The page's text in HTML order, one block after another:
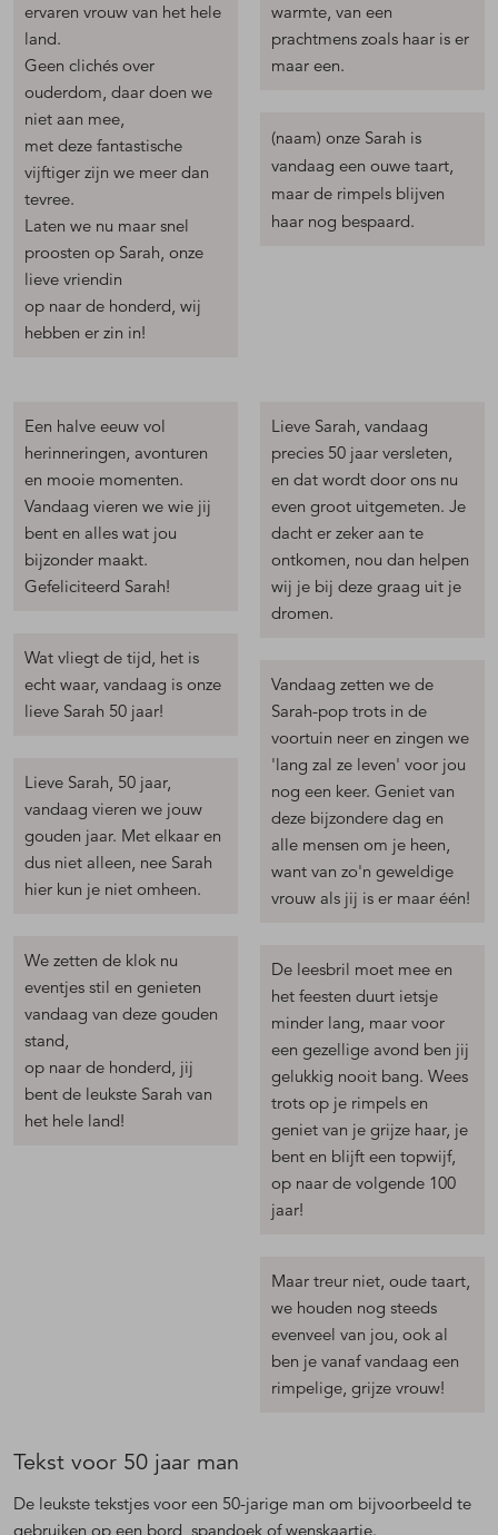
ervaren vrouw van het hele
land.
Geen clichés over
ouderdom, daar doen we
niet aan mee,
met deze fantastische
vijftiger zijn we meer dan
tevree.
Laten we nu maar snel
proosten op Sarah, onze
lieve vriendin
op naar de honderd, wij
hebben er zin in!
warmte, van een
prachtmens zoals haar is er
maar een.
(naam) onze Sarah is
vandaag een ouwe taart,
maar de rimpels blijven
haar nog bespaard.
Een halve eeuw vol
herinneringen, avonturen
en mooie momenten.
Vandaag vieren we wie jij
bent en alles wat jou
bijzonder maakt.
Gefeliciteerd Sarah!
Wat vliegt de tijd, het is
echt waar, vandaag is onze
lieve Sarah 50 jaar!
Lieve Sarah, 50 jaar,
vandaag vieren we jouw
gouden jaar. Met elkaar en
dus niet alleen, nee Sarah
hier kun je niet omheen.
We zetten de klok nu
eventjes stil en genieten
vandaag van deze gouden
stand,
op naar de honderd, jij
bent de leukste Sarah van
het hele land!
Lieve Sarah, vandaag
precies 50 jaar versleten,
en dat wordt door ons nu
even groot uitgemeten. Je
dacht er zeker aan te
ontkomen, nou dan helpen
wij je bij deze graag uit je
dromen.
Vandaag zetten we de
Sarah-pop trots in de
voortuin neer en zingen we
'lang zal ze leven' voor jou
nog een keer. Geniet van
deze bijzondere dag en
alle mensen om je heen,
want van zo'n geweldige
vrouw als jij is er maar één!
De leesbril moet mee en
het feesten duurt ietsje
minder lang, maar voor
een gezellige avond ben jij
gelukkig nooit bang. Wees
trots op je rimpels en
geniet van je grijze haar, je
bent en blijft een topwijf,
op naar de volgende 100
jaar!
Maar treur niet, oude taart,
we houden nog steeds
evenveel van jou, ook al
ben je vanaf vandaag een
rimpelige, grijze vrouw!
Tekst voor 50 jaar man
De leukste tekstjes voor een 50-jarige man om bijvoorbeeld te
gebruiken op een bord, spandoek of wenskaartje.